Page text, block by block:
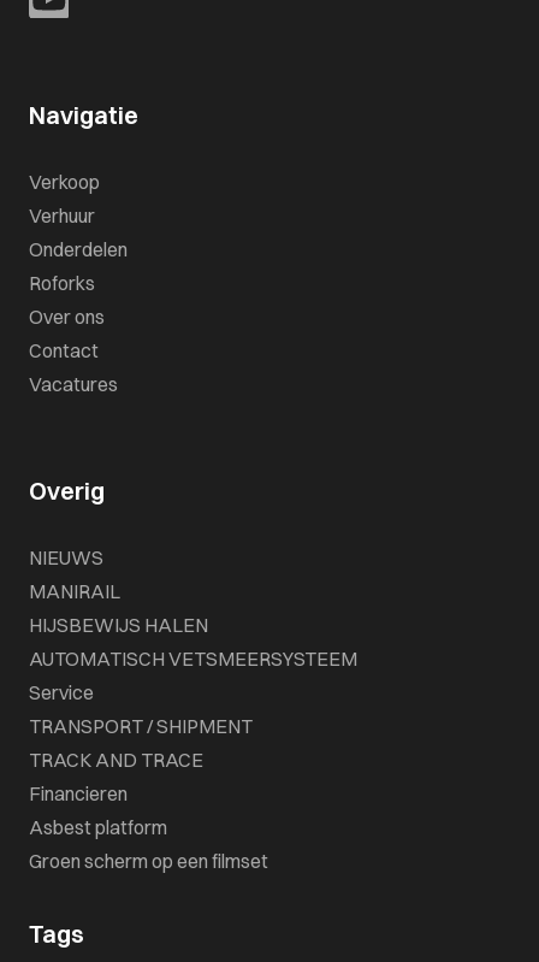
Navigatie
Verkoop
Verhuur
Onderdelen
Roforks
Over ons
Contact
Vacatures
Overig
NIEUWS
MANIRAIL
HIJSBEWIJS HALEN
AUTOMATISCH VETSMEERSYSTEEM
Service
TRANSPORT / SHIPMENT
TRACK AND TRACE
Financieren
Asbest platform
Groen scherm op een filmset
Tags